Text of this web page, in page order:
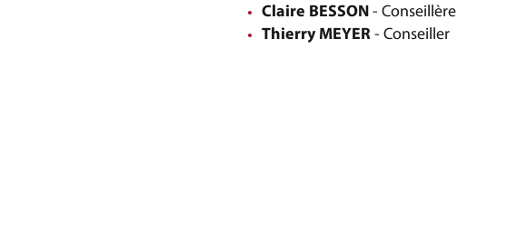
Claire BESSON- Conseillère
Thierry MEYER- Conseiller